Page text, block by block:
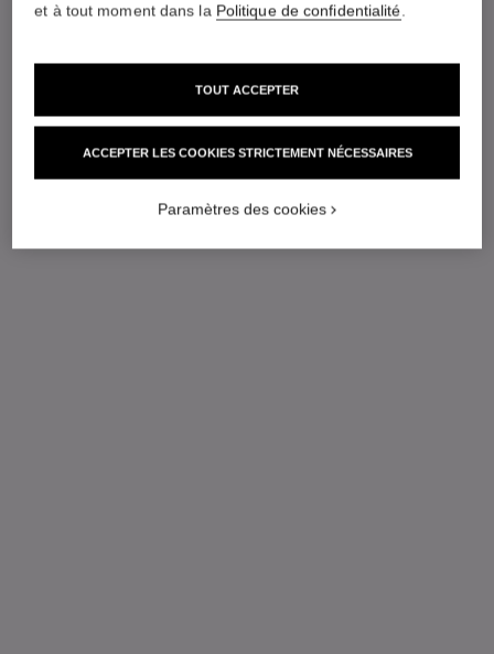
et à tout moment dans la Politique de confidentialité.
ACCEPTER LES COOKIES STRICTEMENT NÉCESSAIRES
TOUT ACCEPTER
Paramètres des cookies